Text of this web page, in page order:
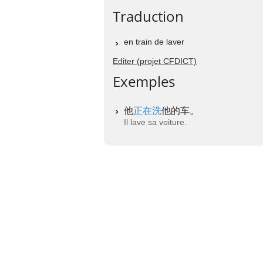
Traduction
en train de laver
Editer (projet CFDICT)
Exemples
他正在洗他的车。
Il lave sa voiture.